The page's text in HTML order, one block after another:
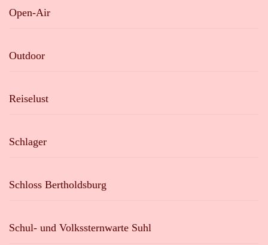
Open-Air
Outdoor
Reiselust
Schlager
Schloss Bertholdsburg
Schul- und Volkssternwarte Suhl